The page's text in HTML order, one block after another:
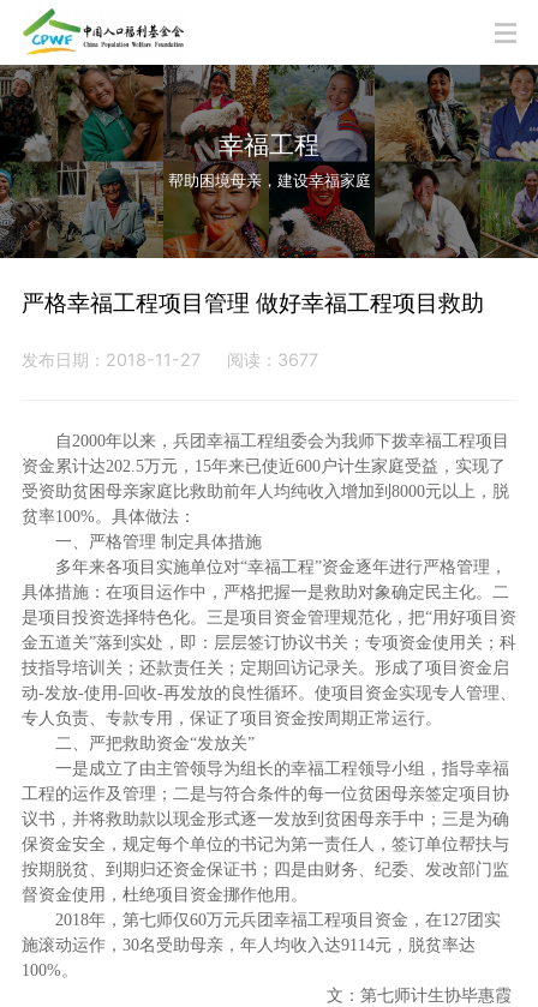
幸福工程
帮助困境母亲，建设幸福家庭
严格幸福工程项目管理 做好幸福工程项目救助
发布日期：2018-11-27 阅读：3677
自2000年以来，兵团幸福工程组委会为我师下拨幸福工程项目
资金累计达202.5万元，15年来已使近600户计生家庭受益，实现了
受资助贫困母亲家庭比救助前年人均纯收入增加到8000元以上，脱
贫率100%。具体做法：
一、严格管理 制定具体措施
多年来各项目实施单位对“幸福工程”资金逐年进行严格管理，
具体措施：在项目运作中，严格把握一是救助对象确定民主化。二
是项目投资选择特色化。三是项目资金管理规范化，把“用好项目资
金五道关”落到实处，即：层层签订协议书关；专项资金使用关；科
技指导培训关；还款责任关；定期回访记录关。形成了项目资金启
动-发放-使用-回收-再发放的良性循环。使项目资金实现专人管理、
专人负责、专款专用，保证了项目资金按周期正常运行。
二、严把救助资金“发放关”
一是成立了由主管领导为组长的幸福工程领导小组，指导幸福
工程的运作及管理；二是与符合条件的每一位贫困母亲签定项目协
议书，并将救助款以现金形式逐一发放到贫困母亲手中；三是为确
保资金安全，规定每个单位的书记为第一责任人，签订单位帮扶与
按期脱贫、到期归还资金保证书；四是由财务、纪委、发改部门监
督资金使用，杜绝项目资金挪作他用。
2018年，第七师仅60万元兵团幸福工程项目资金，在127团实
施滚动运作，30名受助母亲，年人均收入达9114元，脱贫率达
100%。
文：第七师计生协毕惠霞